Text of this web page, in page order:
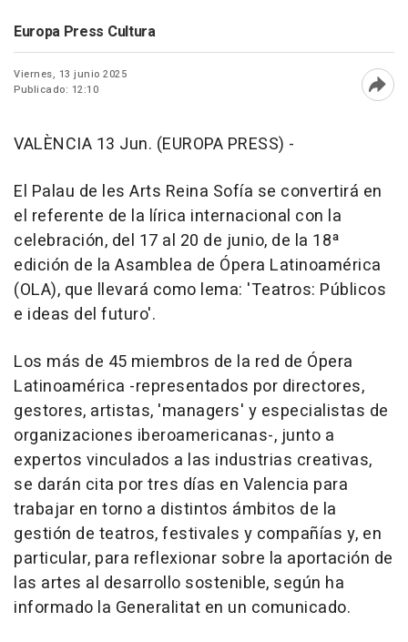
Europa Press Cultura
Viernes, 13 junio 2025
Publicado: 12:10
VALÈNCIA 13 Jun. (EUROPA PRESS) -
El Palau de les Arts Reina Sofía se convertirá en
el referente de la lírica internacional con la
celebración, del 17 al 20 de junio, de la 18ª
edición de la Asamblea de Ópera Latinoamérica
(OLA), que llevará como lema: 'Teatros: Públicos
e ideas del futuro'.
Los más de 45 miembros de la red de Ópera
Latinoamérica -representados por directores,
gestores, artistas, 'managers' y especialistas de
organizaciones iberoamericanas-, junto a
expertos vinculados a las industrias creativas,
se darán cita por tres días en Valencia para
trabajar en torno a distintos ámbitos de la
gestión de teatros, festivales y compañías y, en
particular, para reflexionar sobre la aportación de
las artes al desarrollo sostenible, según ha
informado la Generalitat en un comunicado.